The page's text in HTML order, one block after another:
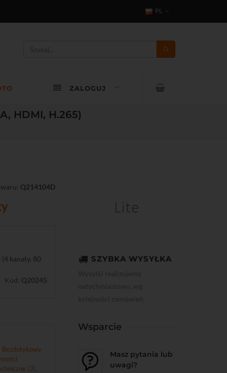
PL
ZALOGUJ
HDMI, H.265)
Q214104D
kanały, 80
Kod: Q20245
Bezdotykowy
(3)
SZYBKA WYSYŁKA
Wsparcie
Masz pytania lub
uwagi?